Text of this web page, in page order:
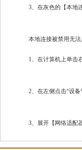
3、在灰色的【本地连
本地连接被禁用无法
1、在计算机上单击右
2、在左侧点击“设备
3、展开【网络适配器